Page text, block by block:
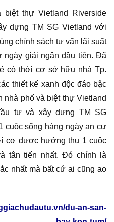
thự Vietland Riverside
dựng TM SG Vietland với
chính sách tư vấn lãi suất
ngày giải ngân đầu tiên. Đã
có thời cơ sở hữu nhà Tp.
thiết kế xanh độc đáo bậc
nhà phố và biệt thự Vietland
tư và xây dựng TM SG
cuộc sống hàng ngày an cư
cơ được hưởng thụ 1 cuộc
tân tiến nhất. Đó chính là
nhất mà bất cứ ai cũng ao
du-an-san-